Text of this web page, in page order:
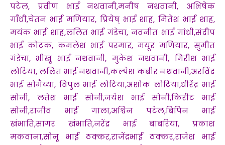
पटेल, प्रवीण भाई नथवानी,मनीष नथवानी, अभिषेक
गाँधी,चेतन भाई मणियार, प्रियेष् भाई शाह, मितेश भाई शाह,
मयंक भाई शाह,ललित भाई गंडेचा, नवनीत भाई गांधी,संदीप
भाई कोटक, कमलेश भाई परमार, मयूर मणियार, सुमीत
गंडेचा, भीखू भाई नथवानी, मुकेश नथवानी, गिरीश भाई
लोटिया, ललित भाई नथवानी,कल्पेश कबीर नथवानी,अरविंद
भाई सोमैय्या, विपुल भाई लोटिया,अशोक लोटिया,धीरेंद्र भाई
सोनी, लतेश भाई सोनी,जयेश भाई सोनी,किरीट भाई
सोनी,राजीव भाई गाला,अश्विन पटेल,बिपिन भाई
खंभाति,सागर खंभाति,नरेंद्र भाई बाबरिया, प्रकाश
मकवाना,सोनू भाई ठक्कर,राजेंद्रभाई ठक्कर,राजेश भाई